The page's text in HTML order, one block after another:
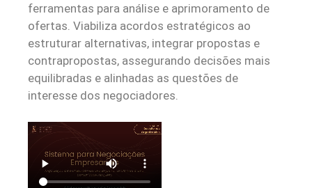
ferramentas para análise e aprimoramento de
ofertas. Viabiliza acordos estratégicos ao
estruturar alternativas, integrar propostas e
contrapropostas, assegurando decisões mais
equilibradas e alinhadas as questões de
interesse dos negociadores.